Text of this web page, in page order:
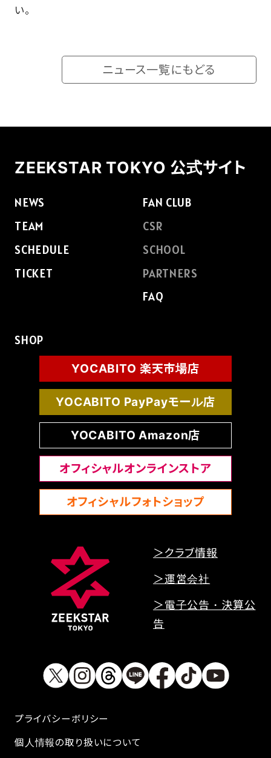
い。
ニュース一覧にもどる
ZEEKSTAR TOKYO 公式サイト
NEWS
TEAM
SCHEDULE
TICKET
FAN CLUB
CSR
SCHOOL
PARTNERS
FAQ
SHOP
YOCABITO 楽天市場店
YOCABITO PayPayモール店
YOCABITO Amazon店
オフィシャルオンラインストア
オフィシャルフォトショップ
＞クラブ情報
＞運営会社
＞電子公告・決算公
告
プライバシーボリシー
個人情報の取り扱いについて